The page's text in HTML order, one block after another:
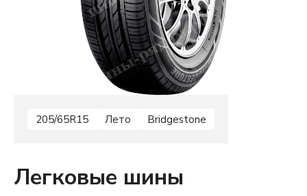
205/65R15 Лето Bridgestone
Легковые шины